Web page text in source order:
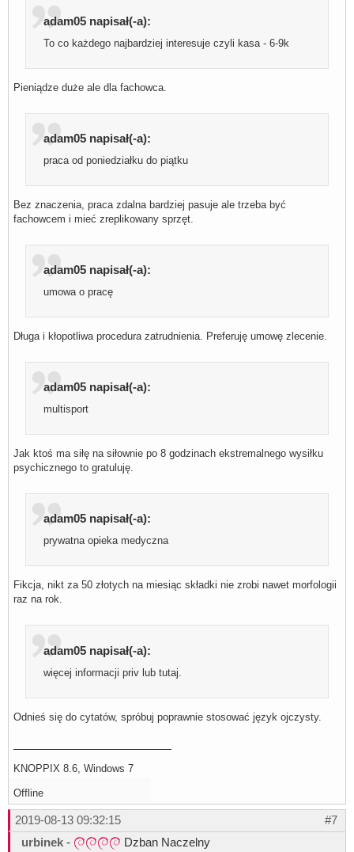
adam05 napisał(-a):
To co każdego najbardziej interesuje czyli kasa - 6-9k
Pieniądze duże ale dla fachowca.
adam05 napisał(-a):
praca od poniedziałku do piątku
Bez znaczenia, praca zdalna bardziej pasuje ale trzeba być
fachowcem i mieć zreplikowany sprzęt.
adam05 napisał(-a):
umowa o pracę
Długa i kłopotliwa procedura zatrudnienia. Preferuję umowę zlecenie.
adam05 napisał(-a):
multisport
Jak ktoś ma siłę na siłownie po 8 godzinach ekstremalnego wysiłku
psychicznego to gratuluję.
adam05 napisał(-a):
prywatna opieka medyczna
Fikcja, nikt za 50 złotych na miesiąc składki nie zrobi nawet morfologii
raz na rok.
adam05 napisał(-a):
więcej informacji priv lub tutaj.
Odnieś się do cytatów, spróbuj poprawnie stosować język ojczysty.
KNOPPIX 8.6, Windows 7
Offline
#7
2019-08-13 09:32:15
urbinek - Dzban Naczelny